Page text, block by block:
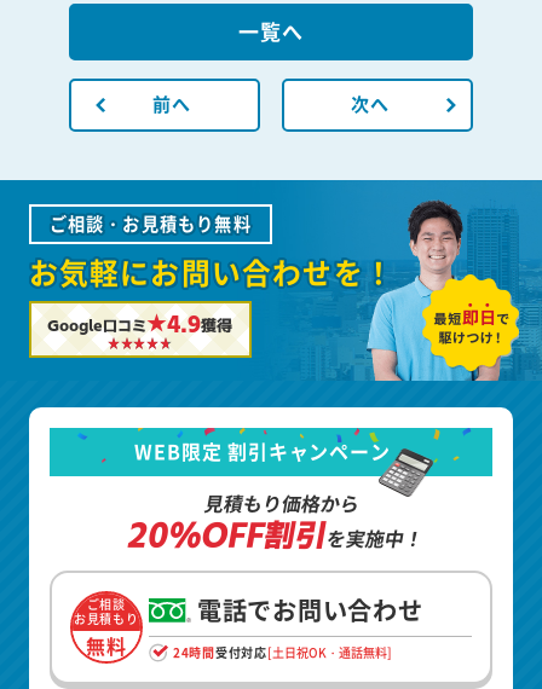
前へ
一覧へ
次へ
ご相談・お見積もり無料
お気軽にお問い合わせを！
Google口コミ★4.9獲得
WEB限定 割引キャンペーン
見積もり価格から
20%OFF割引を実施中！
ご相談
お見積もり
無料
電話でお問い合わせ
24時間受付対応[土日祝OK・通話無料]